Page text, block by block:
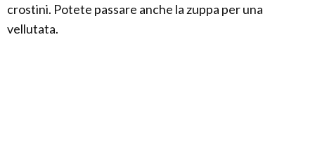
crostini. Potete passare anche la zuppa per una
vellutata.